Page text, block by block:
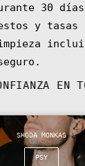
30
y
EN
SHODA MONKAS
PSY
€)
$)
Fr)
$)
€)